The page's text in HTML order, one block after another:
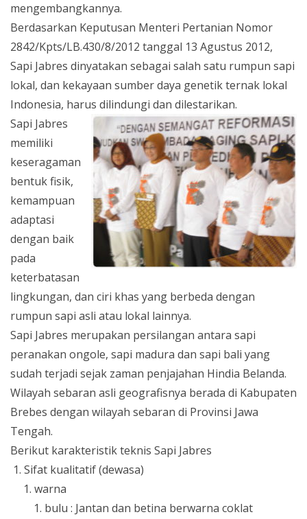
mengembangkannya.
Berdasarkan Keputusan Menteri Pertanian Nomor
2842/Kpts/LB.430/8/2012 tanggal 13 Agustus 2012,
Sapi Jabres dinyatakan sebagai salah satu rumpun sapi
lokal, dan kekayaan sumber daya genetik ternak lokal
Indonesia, harus dilindungi dan dilestarikan.
Sapi Jabres
memiliki
keseragaman
bentuk fisik,
kemampuan
adaptasi
dengan baik
pada
keterbatasan
lingkungan, dan ciri khas yang berbeda dengan
rumpun sapi asli atau lokal lainnya.
Sapi Jabres merupakan persilangan antara sapi
peranakan ongole, sapi madura dan sapi bali yang
sudah terjadi sejak zaman penjajahan Hindia Belanda.
Wilayah sebaran asli geografisnya berada di Kabupaten
Brebes dengan wilayah sebaran di Provinsi Jawa
Tengah.
Berikut karakteristik teknis Sapi Jabres
Sifat kualitatif (dewasa)
warna
bulu : Jantan dan betina berwarna coklat